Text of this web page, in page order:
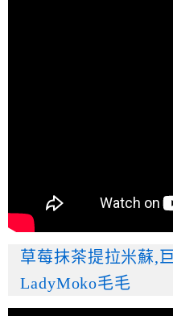
草莓抹茶提拉米蘇,
LadyMoko毛毛